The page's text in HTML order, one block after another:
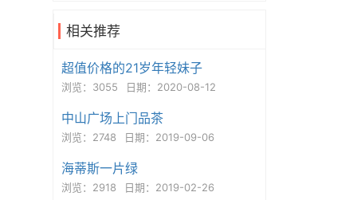
相关推荐
超值价格的21岁年轻妹子
浏览：3055 日期：2020-08-12
中山广场上门品茶
浏览：2748 日期：2019-09-06
海蒂斯一片绿
浏览：2918 日期：2019-02-26